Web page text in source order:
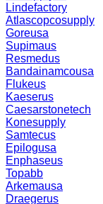
Lindefactory
Atlascopcosupply
Goreusa
Supimaus
Resmedus
Bandainamcousa
Flukeus
Kaeserus
Caesarstonetech
Konesupply
Samtecus
Epilogusa
Enphaseus
Topabb
Arkemausa
Draegerus